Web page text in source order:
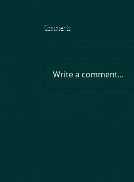
Comments
Write a comment...